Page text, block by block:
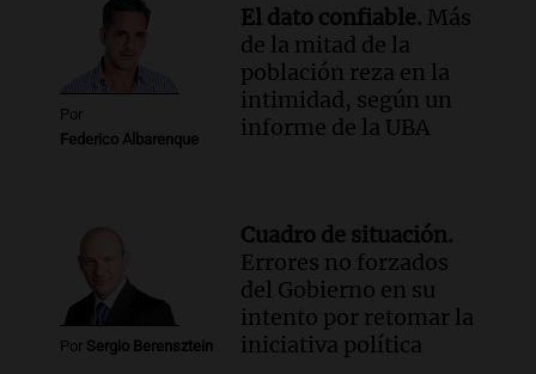
Episodios
Por
Federico Albarenque
El dato confiable. Más
de la mitad de la
población reza en la
intimidad, según un
informe de la UBA
Por Sergio Berensztein
Cuadro de situación.
Errores no forzados
del Gobierno en su
intento por retomar la
iniciativa política